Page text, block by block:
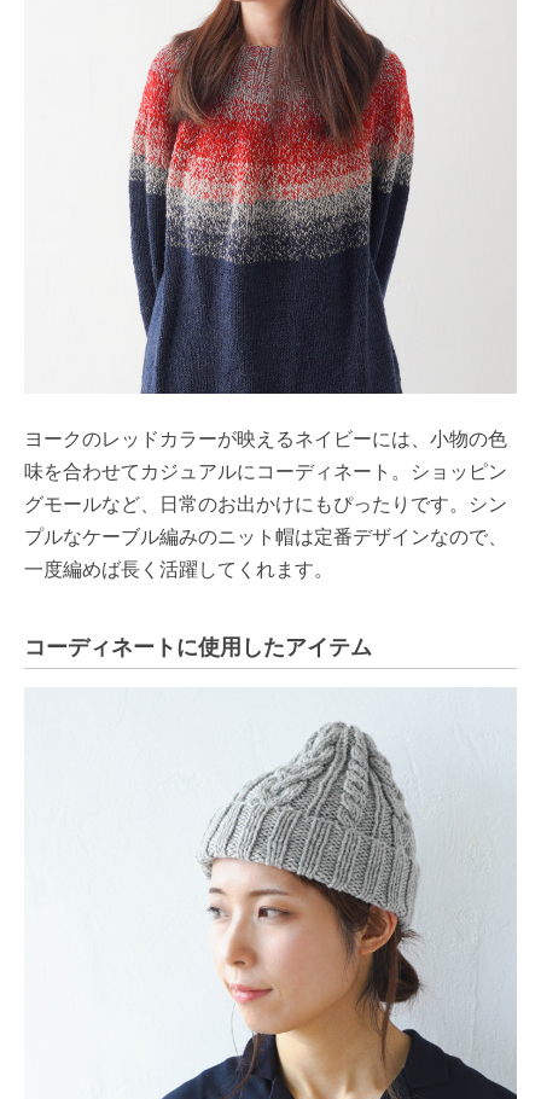
ヨークのレッドカラーが映えるネイビーには、小物の色
味を合わせてカジュアルにコーディネート。ショッピン
グモールなど、日常のお出かけにもぴったりです。シン
プルなケーブル編みのニット帽は定番デザインなので、
一度編めば長く活躍してくれます。
コーディネートに使用したアイテム